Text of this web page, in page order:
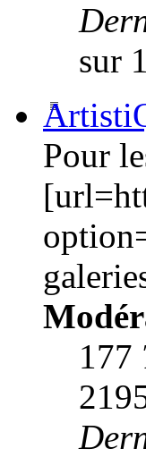
sur
Pour
177